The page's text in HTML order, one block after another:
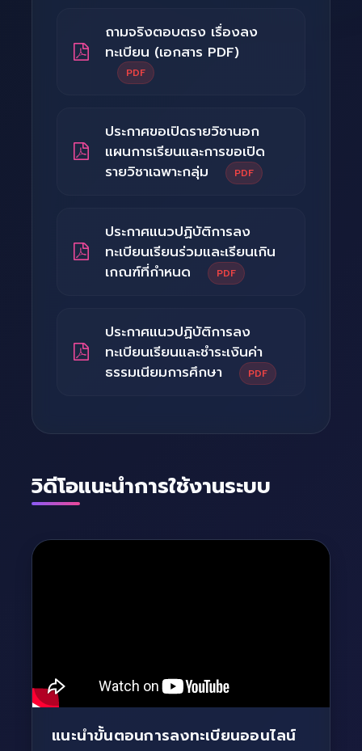
ถามจริงตอบตรง เรื่องลง
ทะเบียน (เอกสาร PDF)
PDF
ประกาศขอเปิดรายวิชานอก
แผนการเรียนและการขอเปิด
รายวิชาเฉพาะกลุ่ม
PDF
ประกาศแนวปฏิบัติการลง
ทะเบียนเรียนร่วมและเรียนเกิน
เกณฑ์ที่กำหนด
PDF
ประกาศแนวปฏิบัติการลง
ทะเบียนเรียนและชำระเงินค่า
ธรรมเนียมการศึกษา
PDF
วิดีโอแนะนำการใช้งานระบบ
แนะนำขั้นตอนการลงทะเบียนออนไลน์